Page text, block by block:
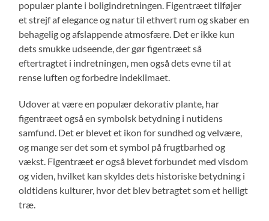
populær plante i boligindretningen. Figentræet tilføjer
et strejf af elegance og natur til ethvert rum og skaber en
behagelig og afslappende atmosfære. Det er ikke kun
dets smukke udseende, der gør figentræet så
eftertragtet i indretningen, men også dets evne til at
rense luften og forbedre indeklimaet.
Udover at være en populær dekorativ plante, har
figentræet også en symbolsk betydning i nutidens
samfund. Det er blevet et ikon for sundhed og velvære,
og mange ser det som et symbol på frugtbarhed og
vækst. Figentræet er også blevet forbundet med visdom
og viden, hvilket kan skyldes dets historiske betydning i
oldtidens kulturer, hvor det blev betragtet som et helligt
træ.